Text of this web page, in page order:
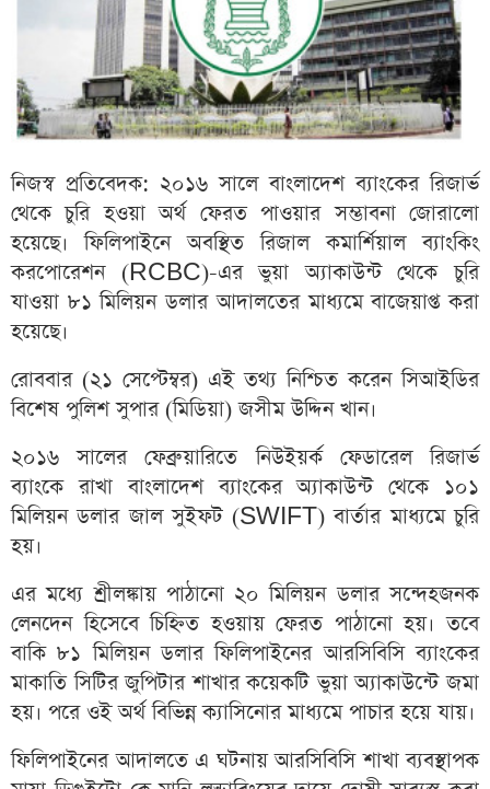
নিজস্ব প্রতিবেদক: ২০১৬ সালে বাংলাদেশ ব্যাংকের রিজার্ভ
থেকে চুরি হওয়া অর্থ ফেরত পাওয়ার সম্ভাবনা জোরালো
হয়েছে। ফিলিপাইনে অবস্থিত রিজাল কমার্শিয়াল ব্যাংকিং
করপোরেশন (RCBC)-এর ভুয়া অ্যাকাউন্ট থেকে চুরি
যাওয়া ৮১ মিলিয়ন ডলার আদালতের মাধ্যমে বাজেয়াপ্ত করা
হয়েছে।
রোববার (২১ সেপ্টেম্বর) এই তথ্য নিশ্চিত করেন সিআইডির
বিশেষ পুলিশ সুপার (মিডিয়া) জসীম উদ্দিন খান।
২০১৬ সালের ফেব্রুয়ারিতে নিউইয়র্ক ফেডারেল রিজার্ভ
ব্যাংকে রাখা বাংলাদেশ ব্যাংকের অ্যাকাউন্ট থেকে ১০১
মিলিয়ন ডলার জাল সুইফট (SWIFT) বার্তার মাধ্যমে চুরি
হয়।
এর মধ্যে শ্রীলঙ্কায় পাঠানো ২০ মিলিয়ন ডলার সন্দেহজনক
লেনদেন হিসেবে চিহ্নিত হওয়ায় ফেরত পাঠানো হয়। তবে
বাকি ৮১ মিলিয়ন ডলার ফিলিপাইনের আরসিবিসি ব্যাংকের
মাকাতি সিটির জুপিটার শাখার কয়েকটি ভুয়া অ্যাকাউন্টে জমা
হয়। পরে ওই অর্থ বিভিন্ন ক্যাসিনোর মাধ্যমে পাচার হয়ে যায়।
ফিলিপাইনের আদালতে এ ঘটনায় আরসিবিসি শাখা ব্যবস্থাপক